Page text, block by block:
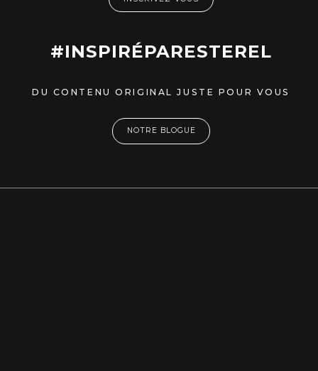
#INSPIRÉPARESTEREL
DU CONTENU ORIGINAL JUSTE POUR VOUS
NOTRE BLOGUE